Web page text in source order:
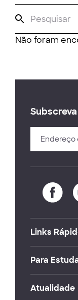
Não foram
Links
Para
Atualidade